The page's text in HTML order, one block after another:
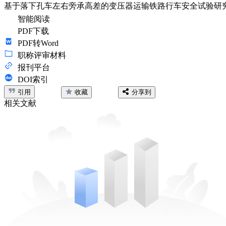
基于落下孔车左右旁承高差的变压器运输铁路行车安全试验研
智能阅读
PDF下载
PDF转Word
职称评审材料
报刊平台
DOI索引
引用 收藏 分享到
相关文献